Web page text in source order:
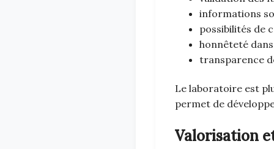
informations
possibilités de
honnêteté
transparence
Le laboratoire est
permet de
Valorisation